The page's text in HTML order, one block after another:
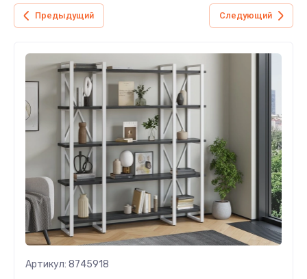
Предыдущий Следующий
Артикул: 8745918